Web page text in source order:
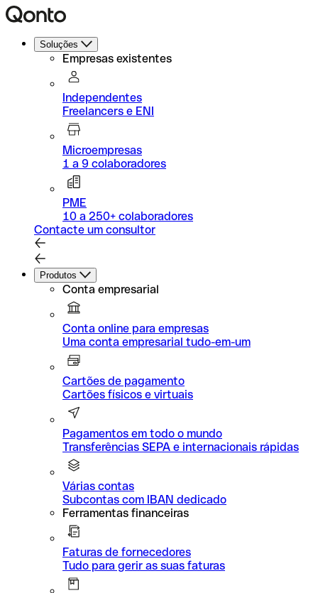
Soluções
Empresas existentes
Independentes
Freelancers e ENI
Microempresas
1 a 9 colaboradores
PME
10 a 250+ colaboradores
Contacte um consultor
Produtos
Conta empresarial
Conta online para empresas
Uma conta empresarial tudo-em-um
Cartões de pagamento
Cartões físicos e virtuais
Pagamentos em todo o mundo
Transferências SEPA e internacionais rápidas
Várias contas
Subcontas com IBAN dedicado
Ferramentas financeiras
Faturas de fornecedores
Tudo para gerir as suas faturas